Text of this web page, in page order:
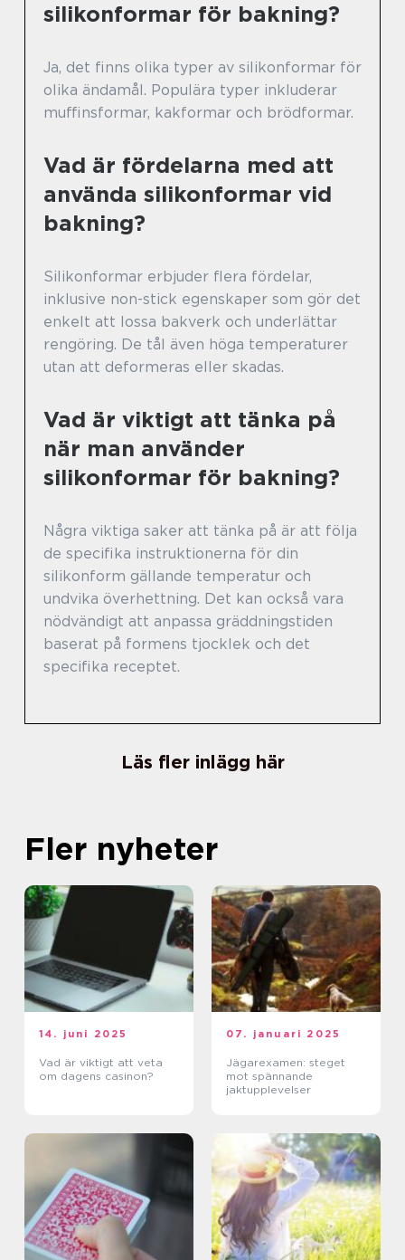
silikonformar för bakning?
Ja, det finns olika typer av silikonformar för
olika ändamål. Populära typer inkluderar
muffinsformar, kakformar och brödformar.
Vad är fördelarna med att
använda silikonformar vid
bakning?
Silikonformar erbjuder flera fördelar,
inklusive non-stick egenskaper som gör det
enkelt att lossa bakverk och underlättar
rengöring. De tål även höga temperaturer
utan att deformeras eller skadas.
Vad är viktigt att tänka på
när man använder
silikonformar för bakning?
Några viktiga saker att tänka på är att följa
de specifika instruktionerna för din
silikonform gällande temperatur och
undvika överhettning. Det kan också vara
nödvändigt att anpassa gräddningstiden
baserat på formens tjocklek och det
specifika receptet.
Läs fler inlägg här
Fler nyheter
14. juni 2025
Vad är viktigt att veta
om dagens casinon?
07. januari 2025
Jägarexamen: steget
mot spännande
jaktupplevelser